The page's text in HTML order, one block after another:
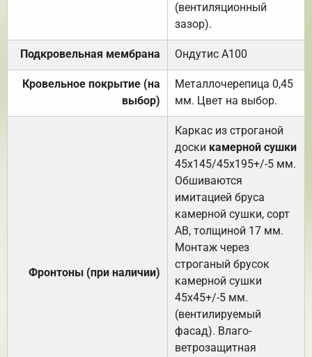
(вентиляционный
зазор).
Подкровельная мембрана Ондутис А100
Кровельное покрытие (на
выбор)
Металлочерепица 0,45
мм. Цвет на выбор.
Фронтоны (при наличии)
Каркас из строганой
доски камерной сушки
45х145/45х195+/-5 мм.
Обшиваются
имитацией бруса
камерной сушки, сорт
АВ, толщиной 17 мм.
Монтаж через
строганый брусок
камерной сушки
45х45+/-5 мм.
(вентилируемый
фасад). Влаго-
ветрозащитная